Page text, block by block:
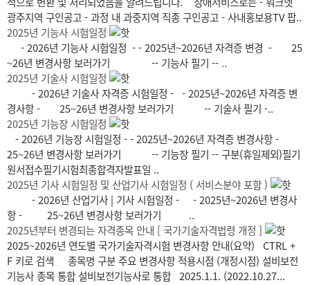
광주지역 구인공고 - 과정 내 과중지역 직종 구인공고 - 사내홍보용TV 팝..
2025년 기능사 시험일정
- 2026년 기능사 시험일정 - - 2025년~2026년 자격증 변경 - 25
~26년 변경사항 보러가기 -- 기능사 필기 -- ..
2025년 기술사 시험일정
- 2026년 기술사 자격증 시험일정 - - 2025년~2026년 자격증 변
경사항 - 25~26년 변경사항 보러가기 -- 기술사 필기 -..
2025년 기능장 시험일정
- 2026년 기능장 시험일정 - - 2025년~2026년 자격증 변경사항 -
25~26년 변경사항 보러가기 -- 기능장 필기 -- 구분(휴일제외)필기
원서접수필기시험최종합격자발표일 ..
2025년 기사 시험일정 및 산업기사 시험일정 ( 서비스분야 포함 )
- 2026년 산업기사 | 기사 시험일정 - - 2025년~2026년 변경사
항 - 25~26년 변경사항 보러가기 ..
2025년부터 변경되는 자격종목 안내 [ 국가기술자격법령 개정 ]
2025~2026년 연도별 국가기술자격시험 변경사항 안내(요약) CTRL +
F 키로 검색 종목명 구분 주요 변경사항 적용시점 (개정시점) 설비보전
기능사 종목 통합 설비보전기능사로 통합 2025.1.1. (2022.10.27...